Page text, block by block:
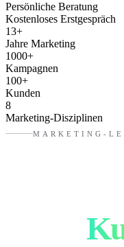
Persönliche Beratung
Kostenloses Erstgespräch
13+
Jahre Marketing
1000+
Kampagnen
100+
Kunden
8
Marketing-Disziplinen
MARKETING-